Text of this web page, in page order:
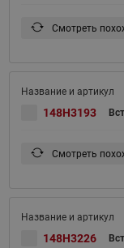
Смотреть
148H3193
Смотреть
148H3226